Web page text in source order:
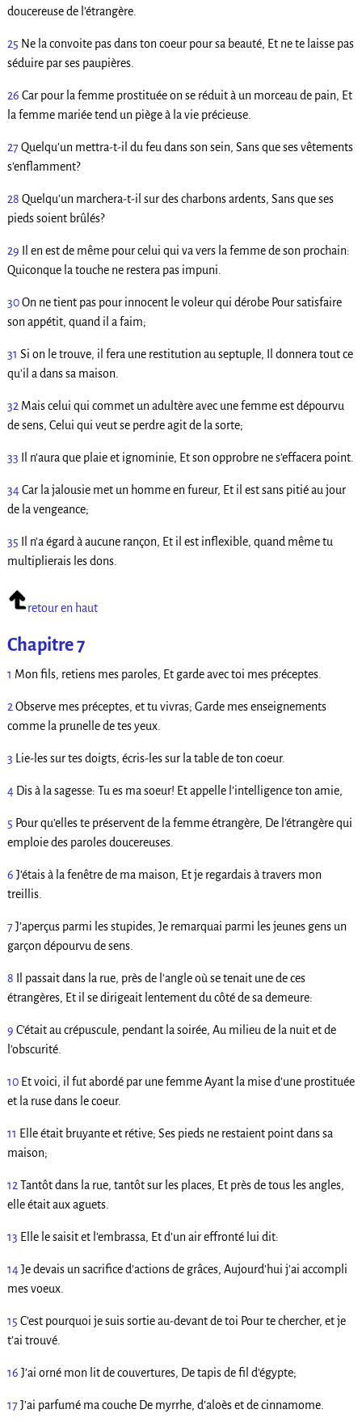
doucereuse de l’étrangère.
25 Ne la convoite pas dans ton coeur pour sa beauté, Et ne te laisse pas
séduire par ses paupières.
26 Car pour la femme prostituée on se réduit à un morceau de pain, Et
la femme mariée tend un piège à la vie précieuse.
27Quelqu’un mettra-t-il du feu dans son sein, Sans que ses vêtements
s’enflamment?
28 Quelqu’un marchera-t-il sur des charbons ardents, Sans que ses
pieds soient brûlés?
29 Il en est de même pour celui qui va vers la femme de son prochain:
Quiconque la touche ne restera pas impuni.
30On ne tient pas pour innocent le voleur qui dérobe Pour satisfaire
son appétit, quand il a faim;
31 Si on le trouve, il fera une restitution au septuple, Il donnera tout ce
qu’il a dans sa maison.
32 Mais celui qui commet un adultère avec une femme est dépourvu
de sens, Celui qui veut se perdre agit de la sorte;
33 Il n’aura que plaie et ignominie, Et son opprobre ne s’effacera point.
34Car la jalousie met un homme en fureur, Et il est sans pitié au jour
de la vengeance;
35 Il n’a égard à aucune rançon, Et il est inflexible, quand même tu
multiplierais les dons.
retour en haut
Chapitre 7
1 Mon fils, retiens mes paroles, Et garde avec toi mes préceptes.
2 Observe mes préceptes, et tu vivras; Garde mes enseignements
comme la prunelle de tes yeux.
3 Lie-les sur tes doigts, écris-les sur la table de ton coeur.
4Dis à la sagesse: Tu es ma soeur! Et appelle l’intelligence ton amie,
5 Pour qu’elles te préservent de la femme étrangère, De l’étrangère qui
emploie des paroles doucereuses.
6 J’étais à la fenêtre de ma maison, Et je regardais à travers mon
treillis.
7J’aperçus parmi les stupides, Je remarquai parmi les jeunes gens un
garçon dépourvu de sens.
8 Il passait dans la rue, près de l’angle où se tenait une de ces
étrangères, Et il se dirigeait lentement du côté de sa demeure:
9 C’était au crépuscule, pendant la soirée, Au milieu de la nuit et de
l’obscurité.
10Et voici, il fut abordé par une femme Ayant la mise d’une prostituée
et la ruse dans le coeur.
11 Elle était bruyante et rétive; Ses pieds ne restaient point dans sa
maison;
12 Tantôt dans la rue, tantôt sur les places, Et près de tous les angles,
elle était aux aguets.
13 Elle le saisit et l’embrassa, Et d’un air effronté lui dit:
14Je devais un sacrifice d’actions de grâces, Aujourd’hui j’ai accompli
mes voeux.
15 C’est pourquoi je suis sortie au-devant de toi Pour te chercher, et je
t’ai trouvé.
16 J’ai orné mon lit de couvertures, De tapis de fil d’égypte;
17J’ai parfumé ma couche De myrrhe, d’aloès et de cinnamome.